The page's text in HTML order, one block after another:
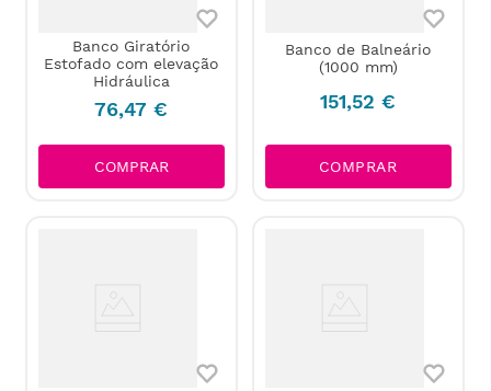
Banco Giratório
Estofado com elevação
Hidráulica
76,47 €
COMPRAR
Banco de Balneário
(1000 mm)
151,52 €
COMPRAR